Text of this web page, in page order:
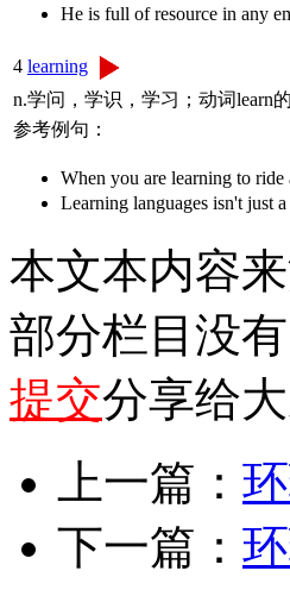
He is full of resource in any
4 learning
n.学问，学识，学习；动词learn
参考例句：
When you are learning to
Learning languages isn't
本文本内容
部分栏目没
提交分享给大
上一篇：
下一篇：